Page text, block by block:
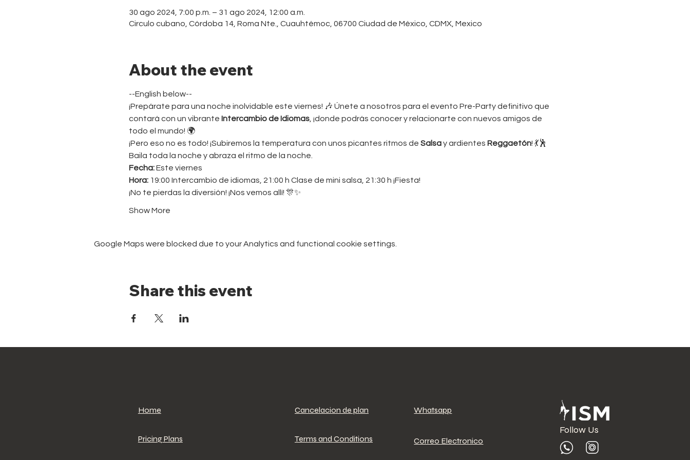
30 ago 2024, 7:00 p.m. – 31 ago 2024, 12:00 a.m.
Circulo cubano, Córdoba 14, Roma Nte., Cuauhtémoc, 06700 Ciudad de México, CDMX, Mexico
About the event
--English below--
¡Prepárate para una noche inolvidable este viernes! 🎶 Únete a nosotros para el evento Pre-Party definitivo que
contará con un vibrante Intercambio de Idiomas, ¡donde podrás conocer y relacionarte con nuevos amigos de
todo el mundo! 🌍
¡Pero eso no es todo! ¡Subiremos la temperatura con unos picantes ritmos de Salsa y ardientes Reggaetón! 💃🕺
Baila toda la noche y abraza el ritmo de la noche.
Fecha: Este viernes
Hora: 19:00 Intercambio de idiomas, 21:00 h Clase de mini salsa, 21:30 h ¡Fiesta!
¡No te pierdas la diversión! ¡Nos vemos allí! 🎊✨
Show More
Google Maps were blocked due to your Analytics and functional cookie settings.
Share this event
Home
Pricing Plans
Cancelacion de plan
Terms and Conditions
Whatsapp
Correo Electronico
Follow Us